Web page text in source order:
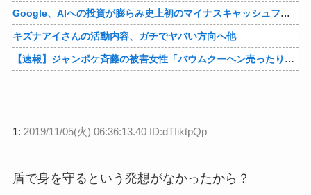
Google、AIへの投資が膨らみ史上初のマイナスキャッシュフローに陥る他
キズナアイさんの活動内容、ガチでヤバい方向へ他
【速報】ジャンポケ斉藤の被害女性「バウムクーヘン売ったりTikTokライブしててムカついたから示談しなかった」他
1: 2019/11/05(火) 06:36:13.40 ID:dTIiktpQp
盾で身を守るという発想がなかったから？